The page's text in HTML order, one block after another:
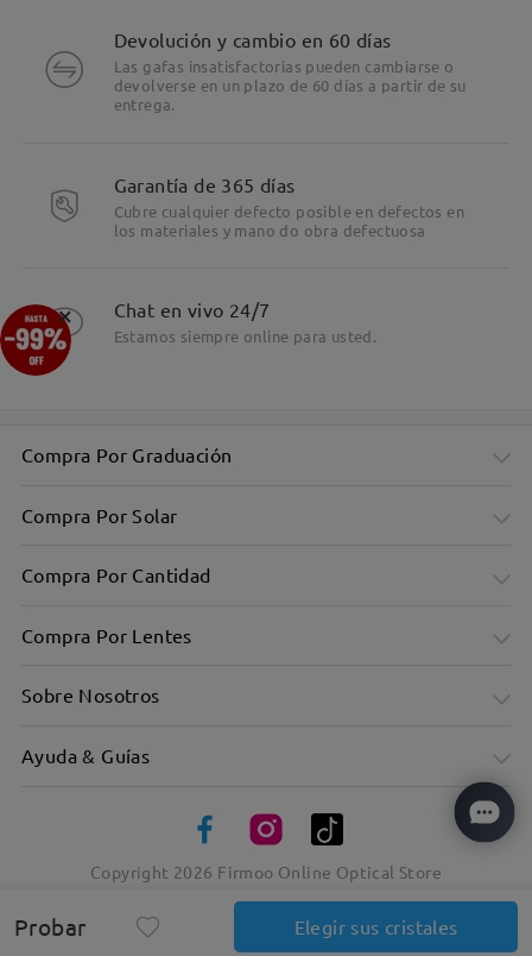
Detalles
Simplicidad clásica plasmada en la montura redonda de
metal
Elegancia extra con las patillas negras
Probar Elegir sus cristales
Devolución y cambio en 60 días
Las gafas insatisfactorias pueden cambiarse o
devolverse en un plazo de 60 días a partir de su
entrega.
Garantía de 365 días
Cubre cualquier defecto posible en defectos en
los materiales y mano do obra defectuosa
Chat en vivo 24/7
Estamos siempre online para usted.
Compra Por Graduación
Compra Por Solar
Compra Por Cantidad
Compra Por Lentes
Sobre Nosotros
Ayuda & Guías
Copyright 2026 Firmoo Online Optical Store
×